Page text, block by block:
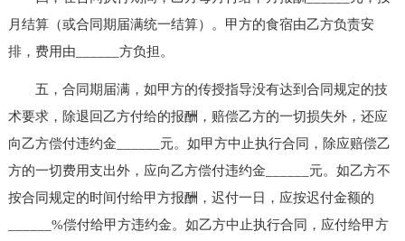
月结算（或合同期届满统一结算）。甲方的食宿由乙方负责安
排，费用由______方负担。
五，合同期届满，如甲方的传授指导没有达到合同规定的技
术要求，除退回乙方付给的报酬，赔偿乙方的一切损失外，还应
向乙方偿付违约金______元。如甲方中止执行合同，除应赔偿乙
方的一切费用支出外，应向乙方偿付违约金______元。如乙方不
按合同规定的时间付给甲方报酬，迟付一日，应按迟付金额的
______%偿付给甲方违约金。如乙方中止执行合同，应付给甲方